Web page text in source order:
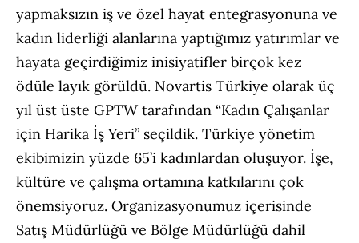
yapmaksızın iş ve özel hayat entegrasyonuna ve
kadın liderliği alanlarına yaptığımız yatırımlar ve
hayata geçirdiğimiz inisiyatifler birçok kez
ödüle layık görüldü. Novartis Türkiye olarak üç
yıl üst üste GPTW tarafından “Kadın Çalışanlar
için Harika İş Yeri” seçildik. Türkiye yönetim
ekibimizin yüzde 65’i kadınlardan oluşuyor. İşe,
kültüre ve çalışma ortamına katkılarını çok
önemsiyoruz. Organizasyonumuz içerisinde
Satış Müdürlüğü ve Bölge Müdürlüğü dahil